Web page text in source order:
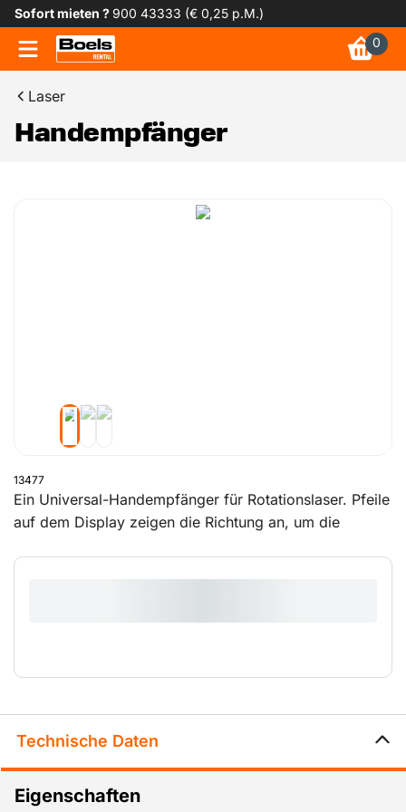
Sofort mieten ?900 43333 (€ 0,25 p.M.)
0
Laser
Handempfänger
13477
Ein Universal-Handempfänger für Rotationslaser. Pfeile
auf dem Display zeigen die Richtung an, um die
Empfänger auf einer Laser-Messlatte (Artikelnummer
Technische Daten
Eigenschaften